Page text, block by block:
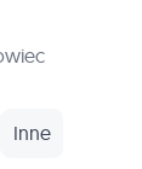
Inne